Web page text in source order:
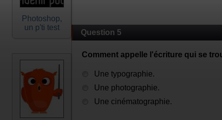
Photoshop,
un p'ti test
Question 5
Comment appelle l'écriture qui se
Une typographie.
Une photographie.
Une cinématographie.